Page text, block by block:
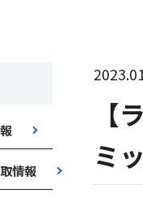
情報
【
ミ